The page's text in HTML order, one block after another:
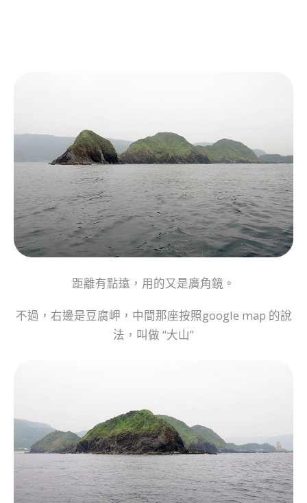
距離有點遠，用的又是廣角鏡。
不過，右邊是豆腐岬，中間那座按照google map 的說
法，叫做 “大山”